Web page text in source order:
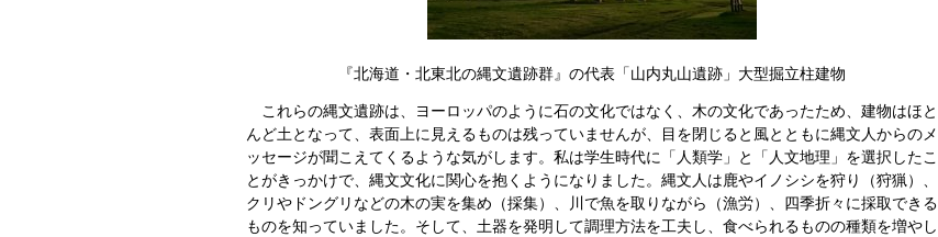
『北海道・北東北の縄文遺跡群』の代表「山内丸山遺跡」大型掘立柱建物
これらの縄文遺跡は、ヨーロッパのように石の文化ではなく、木の文化であったため、建物はほと
んど土となって、表面上に見えるものは残っていませんが、目を閉じると風とともに縄文人からのメ
ッセージが聞こえてくるような気がします。 私は学生時代に「人類学」と「人文地理」を選択したこ
とがきっかけで、縄文文化に関心を抱くようになりました。縄文人は鹿やイノシシを狩り（狩猟）、
クリやドングリなどの木の実を集め（採集）、川で魚を取りながら（漁労）、四季折々に採取できる
ものを知っていました。そして、土器を発明して調理方法を工夫し、食べられるものの種類を増やし